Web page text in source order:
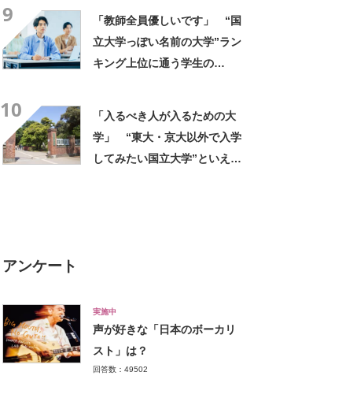
9
「教師全員優しいです」 “国
立大学っぽい名前の大学”ラン
キング上位に通う学生の
10
「入るべき人が入るための大
学」 “東大・京大以外で入学
してみたい国立大学”といえ
アンケート
実施中
声が好きな「日本のボーカリ
スト」は？
回答数：49502